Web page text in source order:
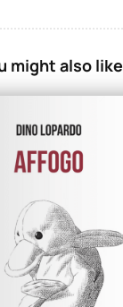
might also like